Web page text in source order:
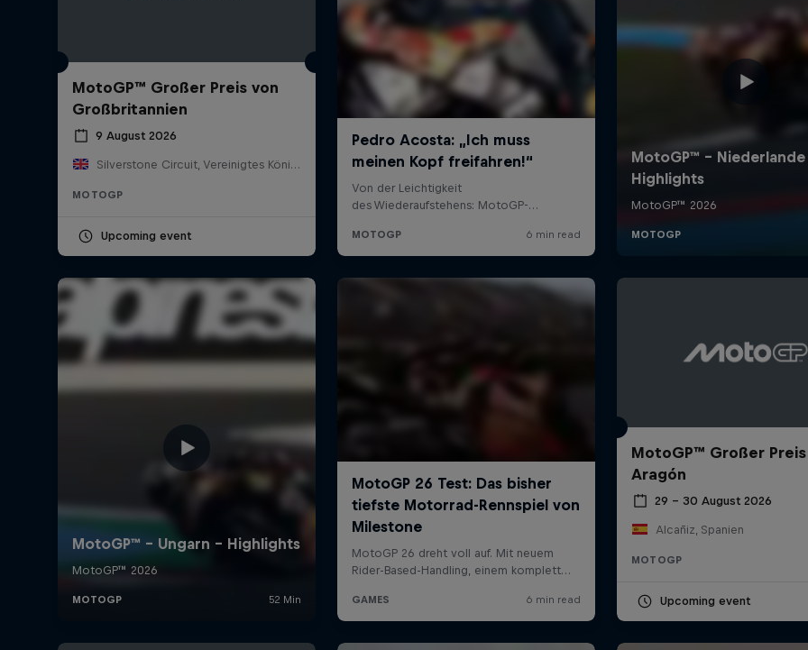
MotoGP™ Großer Preis von
Großbritannien
9 August 2026
Silverstone Circuit, Vereinigtes Königreich
MOTOGP
Upcoming event
MotoGP™ Großer
Aragón
29 – 30 August 2026
Alcañiz, Spanien
MOTOGP
Upcoming event